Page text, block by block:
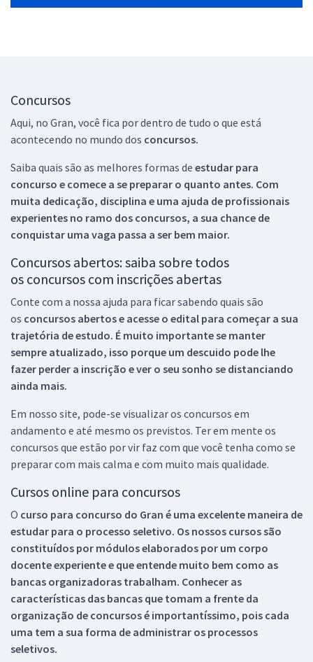
Concursos
Aqui, no Gran, você fica por dentro de tudo o que está
acontecendo no mundo dos concursos.
Saiba quais são as melhores formas de estudar para
concurso e comece a se preparar o quanto antes. Com
muita dedicação, disciplina e uma ajuda de profissionais
experientes no ramo dos concursos, a sua chance de
conquistar uma vaga passa a ser bem maior.
Concursos abertos: saiba sobre todos
os concursos com inscrições abertas
Conte com a nossa ajuda para ficar sabendo quais são
os concursos abertos e acesse o edital para começar a sua
trajetória de estudo. É muito importante se manter
sempre atualizado, isso porque um descuido pode lhe
fazer perder a inscrição e ver o seu sonho se distanciando
ainda mais.
Em nosso site, pode-se visualizar os concursos em
andamento e até mesmo os previstos. Ter em mente os
concursos que estão por vir faz com que você tenha como se
preparar com mais calma e com muito mais qualidade.
Cursos online para concursos
O curso para concurso do Gran é uma excelente maneira de
estudar para o processo seletivo. Os nossos cursos são
constituídos por módulos elaborados por um corpo
docente experiente e que entende muito bem como as
bancas organizadoras trabalham. Conhecer as
características das bancas que tomam a frente da
organização de concursos é importantíssimo, pois cada
uma tem a sua forma de administrar os processos
seletivos.